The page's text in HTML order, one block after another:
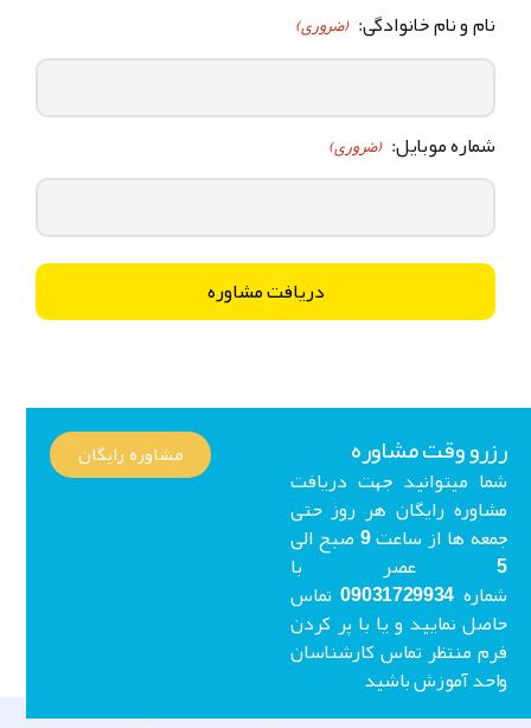
نام و نام خانوادگی: (ضروری)
شماره موبایل: (ضروری)
وقت مشاوره
میتوانید جهت دریافت
رایگان هر روز حتی
جمعه ها از ساعت 9 صبح الی
5 عصر با
شماره 09031729934 تماس
نمایید و یا با پر کردن
منتظر تماس کارشناسان
آموزش باشید
مشاوره رایگان